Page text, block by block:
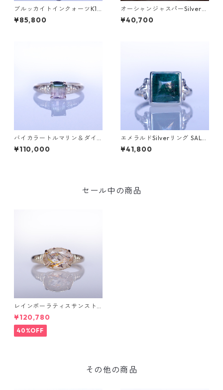
ブルッカイトインクォーツK10
リング MALWA (マルワ)[M24
4]
¥85,800
オーシャンジャスパーSilverリ
ング EPA(エパ）[E001]
¥40,700
バイカラートルマリン＆ダイ
ヤK10リング FATA(ファタ）[F
016]
¥110,000
エメラルドSilverリング SALG
A(サルガ）[S005]
¥41,800
セール中の商品
レインボーラティスサンスト
ーン＆ダイヤK10リング FATA
(ファタ）[F019]
¥120,780
40%OFF
その他の商品